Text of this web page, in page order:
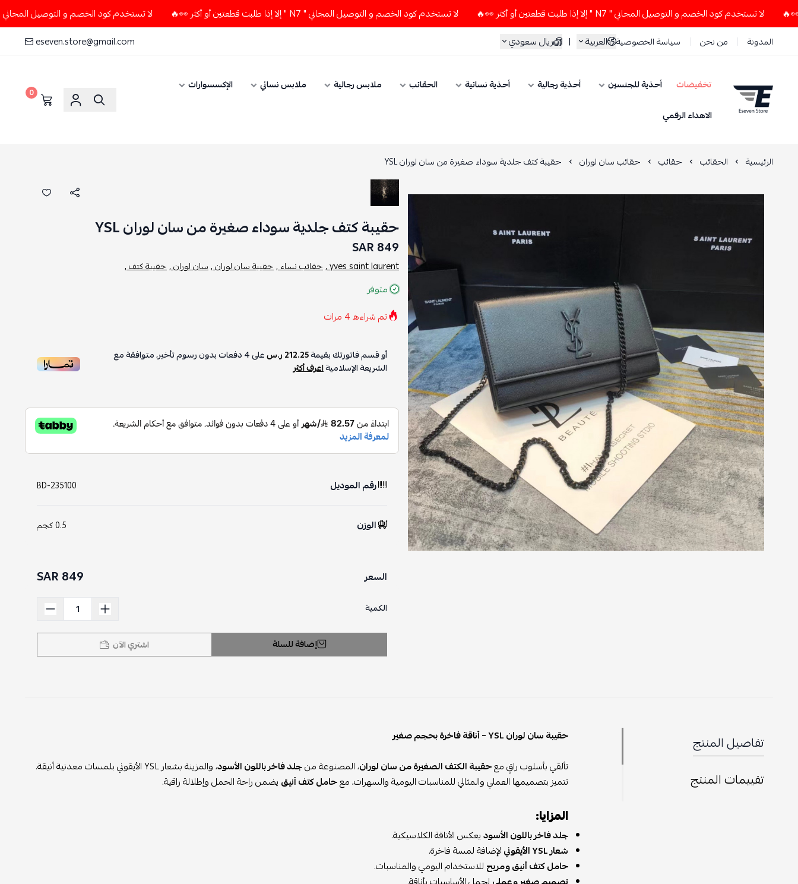
لا تستخدم كود الخصم و التوصيل المجاني " N7 " إلا إذا طلبت قطعتين أو أكثر 👀🔥 لا تستخدم كود الخصم و التوصيل المجاني " N7 " إلا إذا طلبت قطعتين أو أكثر 👀🔥 لا تستخدم كود الخصم و التوصيل المجاني " N7 " إلا إذا طلبت قطعتين أو أكثر 👀🔥
المدونة من نحن سياسة الخصوصية العربية | ريال سعودي eseven.store@gmail.com
ESEVEN STORE
تخفيضات أحذية للجنسين أحذية رجالية أحذية نسائية الحقائب ملابس رجالية ملابس نسائي
الإكسسوارات
الاهداء الرقمي
0
الرئيسية الحقائب حقائب حقائب سان لوران حقيبة كتف جلدية سوداء صغيرة من سان لوران YSL
حقيبة كتف جلدية سوداء صغيرة من سان لوران YSL
849 SAR
yves saint laurent , حقائب نساء ,حقيبة سان لوران ,سان لوران ,حقيبة كتف ,
متوفر
تم شراءه4 مرات
أو قسم فاتورتك بقيمة212.25 ر.س على4دفعات بدون رسوم تأخير، متوافقة مع
الشريعة الإسلاميةاعرف أكثر
رقم الموديل BD-235100
الوزن 0.5 كجم
السعر 849 SAR
الكمية
إضافة للسلة اشتري الآن
تفاصيل المنتج
تقييمات المنتج
حقيبة سان لوران YSL – أناقة فاخرة بحجم صغير
تألقي بأسلوب راقٍ معحقيبة الكتف الصغيرة من سان لوران، المصنوعة منجلد فاخر باللون الأسود
، والمزينة بشعار YSL الأيقوني بلمسات معدنية أنيقة.
تتميز بتصميمها العملي والمثالي للمناسبات اليومية والسهرات، معحامل كتف أنيق يضمن راحة الحمل وإطلالة راقية.
المزايا:
جلد فاخر باللون الأسوديعكس الأناقة الكلاسيكية.
شعار YSL الأيقوني
لإضافة لمسة فاخرة.
حامل كتف أنيق ومريح للاستخدام اليومي والمناسبات.